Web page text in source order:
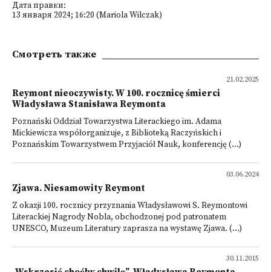
Дата правки:
13 января 2024; 16:20 (Mariola Wilczak)
Смотреть также
21.02.2025
Reymont nieoczywisty. W 100. rocznicę śmierci
Władysława Stanisława Reymonta
Poznański Oddział Towarzystwa Literackiego im. Adama
Mickiewicza współorganizuje, z Biblioteką Raczyńskich i
Poznańskim Towarzystwem Przyjaciół Nauk, konferencję (...)
03.06.2024
Zjawa. Niesamowity Reymont
Z okazji 100. rocznicy przyznania Władysławowi S. Reymontowi
Literackiej Nagrody Nobla, obchodzonej pod patronatem
UNESCO, Muzeum Literatury zaprasza na wystawę Zjawa. (...)
30.11.2015